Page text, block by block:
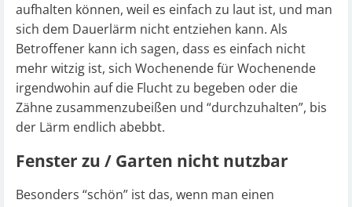
aufhalten können, weil es einfach zu laut ist, und man
sich dem Dauerlärm nicht entziehen kann. Als
Betroffener kann ich sagen, dass es einfach nicht
mehr witzig ist, sich Wochenende für Wochenende
irgendwohin auf die Flucht zu begeben oder die
Zähne zusammenzubeißen und “durchzuhalten”, bis
der Lärm endlich abebbt.
Fenster zu / Garten nicht nutzbar
Besonders “schön” ist das, wenn man einen